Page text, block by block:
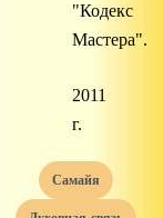
"Кодекс
Мастера".
2011
г.
самайя